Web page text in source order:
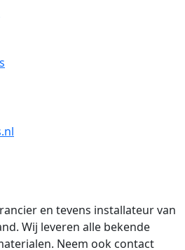
en tevens installateur van
Wij leveren alle bekende
Neem ook contact